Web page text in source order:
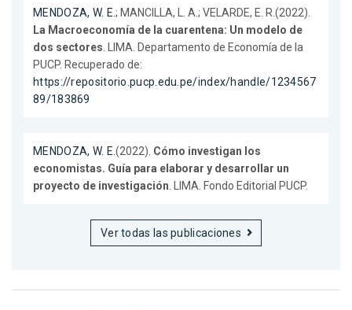
MENDOZA, W. E.; MANCILLA, L. A.; VELARDE, E. R.(2022).
La Macroeconomía de la cuarentena: Un modelo de
dos sectores . LIMA. Departamento de Economía de la
PUCP. Recuperado de:
https://repositorio.pucp.edu.pe/index/handle/1234567
89/183869
MENDOZA, W. E.(2022). Cómo investigan los
economistas. Guía para elaborar y desarrollar un
proyecto de investigación . LIMA. Fondo Editorial PUCP.
Ver todas las publicaciones